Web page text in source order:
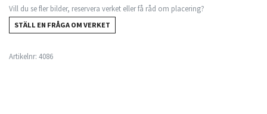
Vill du se fler bilder, reservera verket eller få råd om placering?
STÄLL EN FRÅGA OM VERKET
Artikelnr: 4086